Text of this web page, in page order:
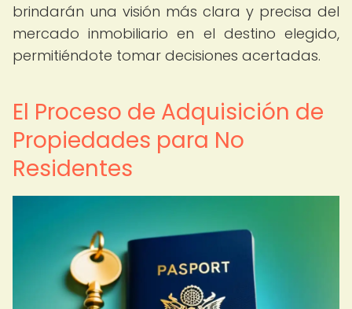
brindarán una visión más clara y precisa del
mercado inmobiliario en el destino elegido,
permitiéndote tomar decisiones acertadas.
El Proceso de Adquisición de
Propiedades para No
Residentes